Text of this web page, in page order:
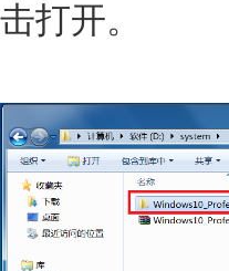
击打开。